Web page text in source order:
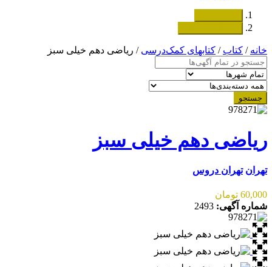
خانه/ کتاب/ کتابهای کمک‌درسی / ریاضی دهم خیلی سبز
جستجو
ریاضی دهم خیلی سبز
تهران تهران دروس
60,000 تومان
شماره آگهی: 2493